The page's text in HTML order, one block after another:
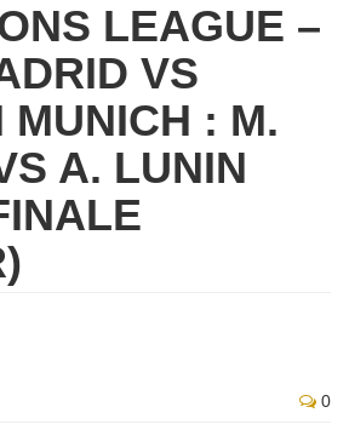
LEAGUE –
VS
MUNICH : M.
A. LUNIN
0